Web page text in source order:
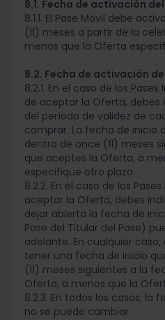
8.1. Fecha de activación
8.1.1. El Pase Móvil debe
(11) meses a partir de la
menos que la Oferta
8.2. Fecha de activación
8.2.1. En el caso de los
de aceptar la Oferta, debes
del período de validez de
comprar. La fecha de inicio
dentro de once (11) meses
que aceptes la Oferta, a
especifique otro plazo.
8.2.2. En el caso de los
aceptar la Oferta, debes
dejar abierta la fecha de
Pase del Titular del Pase)
adelante. En cualquier caso,
tener una fecha de inicio
(11) meses siguientes a la
Oferta, a menos que la
8.2.3. En todos los casos, la
no se puede cambiar.